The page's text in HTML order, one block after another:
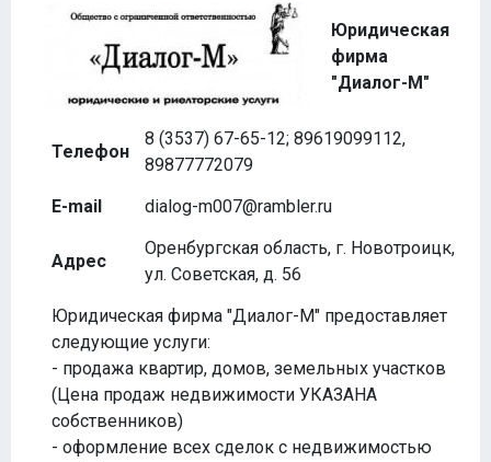
Юридическая
фирма
"Диалог-М"
Телефон
8 (3537) 67-65-12; 89619099112,
89877772079
E-mail
dialog-m007@rambler.ru
Адрес
Оренбургская область, г. Новотроицк,
ул. Советская, д. 56
Юридическая фирма "Диалог-М" предоставляет
следующие услуги:
- продажа квартир, домов, земельных участков
(Цена продаж недвижимости УКАЗАНА
собственников)
- оформление всех сделок с недвижимостью